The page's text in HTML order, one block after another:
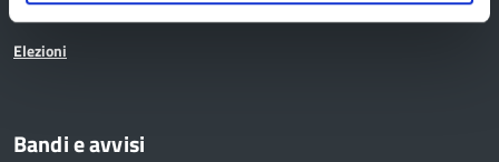
Edifici e Parchi
Elezioni
Bandi e avvisi